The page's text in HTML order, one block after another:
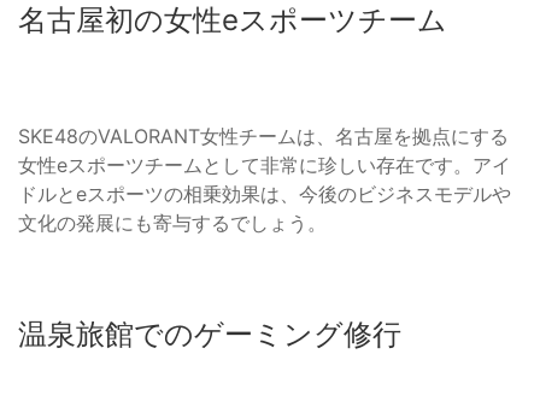
名古屋初の女性eスポーツチーム
SKE48のVALORANT女性チームは、名古屋を拠点にする
女性eスポーツチームとして非常に珍しい存在です。アイ
ドルとeスポーツの相乗効果は、今後のビジネスモデルや
文化の発展にも寄与するでしょう。
温泉旅館でのゲーミング修行